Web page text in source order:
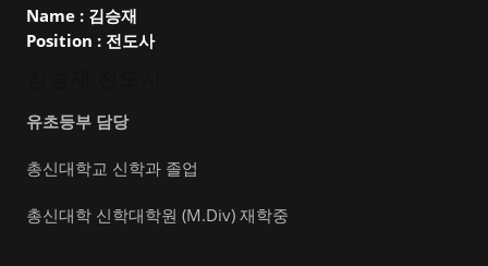
Name : 김승재
Position : 전도사
유초등부 담당
총신대학교 신학과 졸업
총신대학 신학대학원 (M.Div) 재학중